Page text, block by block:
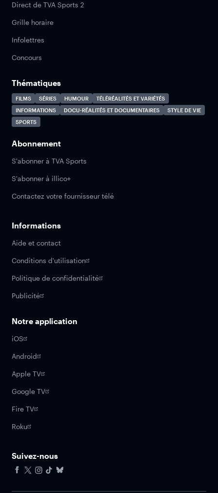
Direct de TVA Sports 2
Grille horaire
Infolettres
Concours
Thématiques
FILMS SÉRIES HUMOUR
TÉLÉRÉALITÉS ET VARIÉTÉS
INFORMATIONS
DOCU-RÉALITÉS ET DOCUMENTAIRES
STYLE DE VIE
SPORTS
Abonnement
S'abonner à TVA Sports
S'abonner à illico+
Contactez votre fournisseur télé
Informations
Aide et contact
Conditions d'utilisation
Politique de confidentialité
Publicité
Notre application
iOS
Android
Apple TV
Google TV
Fire TV
Roku
Suivez-nous